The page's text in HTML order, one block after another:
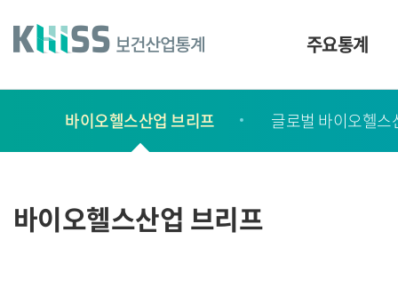
건
주요통계
서
간
행
바이오헬스산업 브리프 글로벌 바이오헬스
바이오헬스산업 브리프